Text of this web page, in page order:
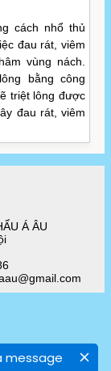
message
cách nhổ thủ
đau rát, viêm
vùng nách.
bằng công
triệt lông được
đau rát, viêm
Á ÂU